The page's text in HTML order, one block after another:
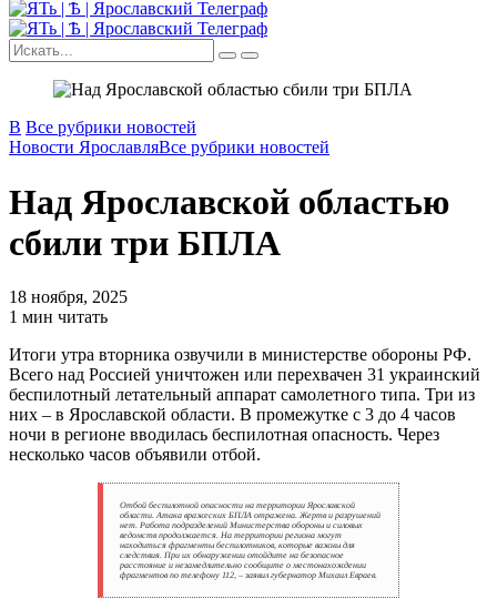
В Все рубрики новостей
Новости ЯрославляВсе рубрики новостей
Над Ярославской областью
сбили три БПЛА
18 ноября, 2025
1 мин читать
Итоги утра вторника озвучили в министерстве обороны РФ.
Всего над Россией уничтожен или перехвачен 31 украинский
беспилотный летательный аппарат самолетного типа. Три из
них – в Ярославской области. В промежутке с 3 до 4 часов
ночи в регионе вводилась беспилотная опасность. Через
несколько часов объявили отбой.
Отбой беспилотной опасности на территории Ярославской
области. Атака вражеских БПЛА отражена. Жертв и разрушений
нет. Работа подразделений Министерства обороны и силовых
ведомств продолжается. На территории региона могут
находиться фрагменты беспилотников, которые важны для
следствия. При их обнаружении отойдите на безопасное
расстояние и незамедлительно сообщите о местонахождении
фрагментов по телефону 112, – заявил губернатор Михаил Евраев.